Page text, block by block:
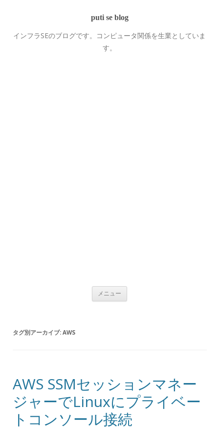
puti se blog
インフラSEのブログです。コンピュータ関係を生業としていま
す。
メニュー コンテンツへ移動
タグ別アーカイブ: AWS
AWS SSMセッションマネー
ジャーでLinuxにプライベー
トコンソール接続